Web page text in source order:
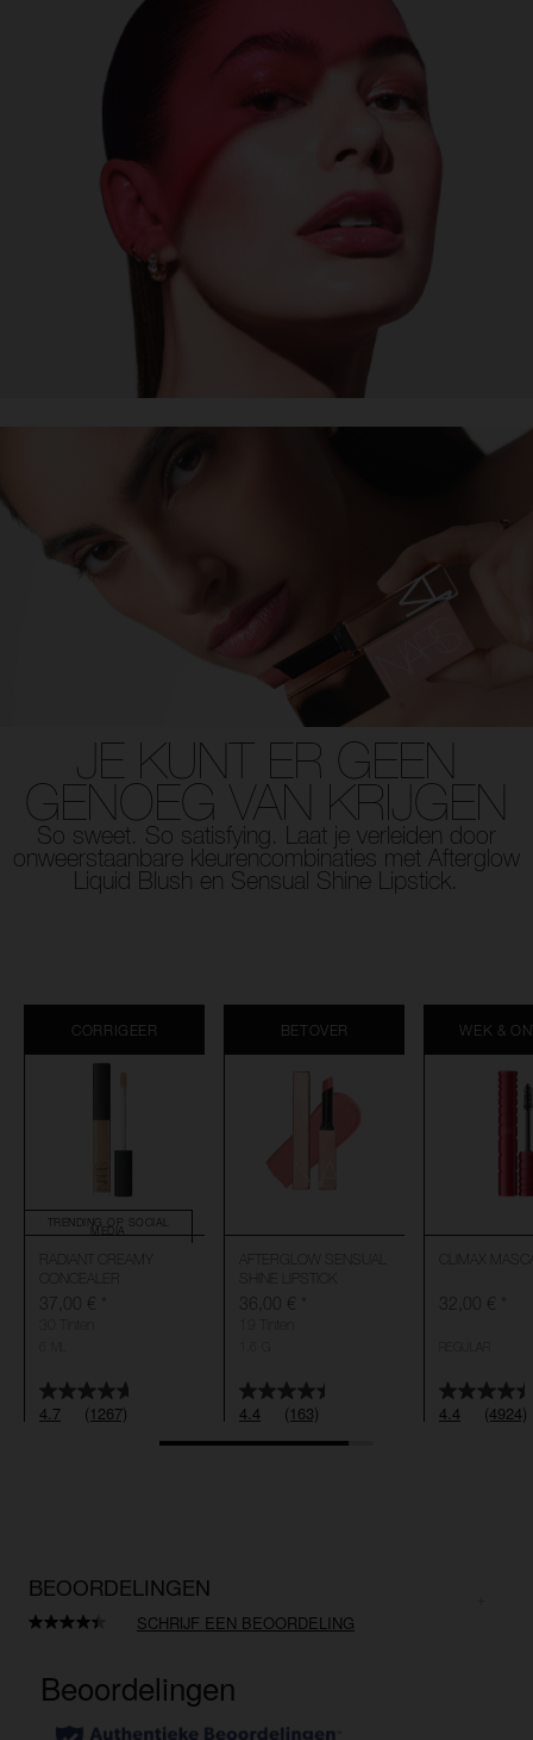
JE KUNT ER GEEN
GENOEG VAN KRIJGEN
So sweet. So satisfying. Laat je verleiden door
onweerstaanbare kleurencombinaties met Afterglow
Liquid Blush en Sensual Shine Lipstick.
CORRIGEER
TRENDING OP SOCIAL
MEDIA
4.7 (1267)
RADIANT CREAMY
CONCEALER
37,00 € *
BETOVER
4.4 (163)
AFTERGLOW SENSUAL
36,00 € *
WEK &
4.4 (4924)
CLIMAX
32,00 € *
BEOORDELINGEN
Lees
Dezelfde
paginalink.
SCHRIJF EEN BEOORDELING